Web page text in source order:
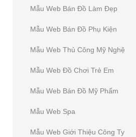
Mẫu Web Bán Đồ Làm Đẹp
Mẫu Web Bán Đồ Phụ Kiện
Mẫu Web Thủ Công Mỹ Nghệ
Mẫu Web Đồ Chơi Trẻ Em
Mẫu Web Bán Đồ Mỹ Phẩm
Mẫu Web Spa
Mẫu Web Giới Thiệu Công Ty